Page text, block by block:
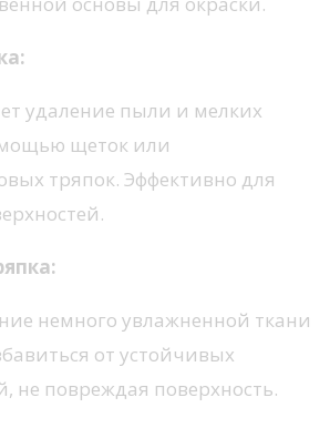
удаление пыли и мелких
щеток или
тряпок. Эффективно для
немного увлажненной ткани
от устойчивых
не повреждая поверхность.